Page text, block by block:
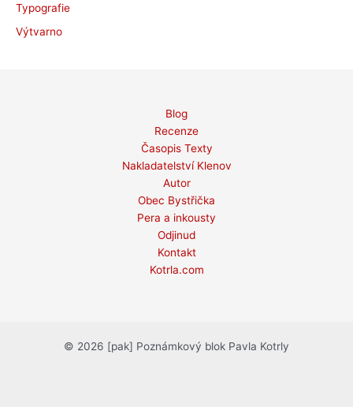
Typografie
Výtvarno
Blog
Recenze
Časopis Texty
Nakladatelství Klenov
Autor
Obec Bystřička
Pera a inkousty
Odjinud
Kontakt
Kotrla.com
© 2026 [pak] Poznámkový blok Pavla Kotrly